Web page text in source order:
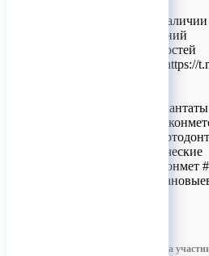
• Информации о наличии
• Новых поступлений
• Актуальных новостей
Ссылка на канал: https://
#микримплантат
#конметкупить
#винтыортодонтические
#миниимплантатконмет
#минивинты
Информация размещена